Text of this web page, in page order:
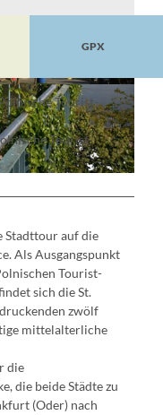
GPX
Tourist-
Tourist-
Stadttour auf die
Als Ausgangspunkt
Tourist-
sich die St.
zwölf
mittelalterliche
die
die beide Städte zu
(Oder) nach